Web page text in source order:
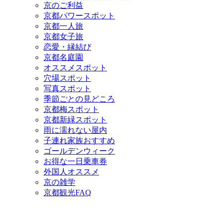
京のご利益
京都パワースポット
京都一人旅
京都女子旅
恋愛・縁結び
京都名庭園
オススメスポット
穴場スポット
写真スポット
季節ごとの見どころ
京都梅スポット
京都新緑スポット
雨に濡れない屋内
子連れ家族おすすめ
ゴールデンウィーク
お得な一日乗車券
外国人オススメ
京の雑学
京都観光FAQ